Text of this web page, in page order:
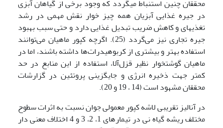
محققان چنین استنباط می­گردد که وجود برخی از گیاهان آبزی
در جیره غذایی آبزیان همه چیز خوار نقش مهمی در رشد
تغذیه­ای و کاهش ضریب تبدیل غذایی دارد و حتی سبب بهبود
جیره تجاری نیز می‌گردد (25). اگرچه کپور ماهیان می‌توانند
استفاده بهتر و بیشتری از کربوهیدرات‌ها داشته باشند، اما در
ماهیان گوشتخوار نظیر قزل‌آلا، استفاده از این منابع در حد
کمتر جهت ذخیره انرژی و جایگزینی پروتئین در گزارشات
محققان مشهود است (14 ، 19 و 20).
در آنالیز تقریبی لاشه کپور معمولی جوان نسبت به اثرات سطوح
مختلف ریشه گیاه نی در تیمارهای 1، 2، 3 و 4 اختلاف معنی دار